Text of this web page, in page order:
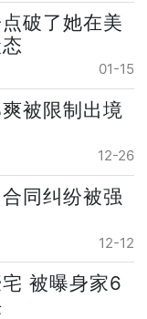
破了她在美
01-15
被限制出境
12-26
同纠纷被强
12-12
被曝身家6